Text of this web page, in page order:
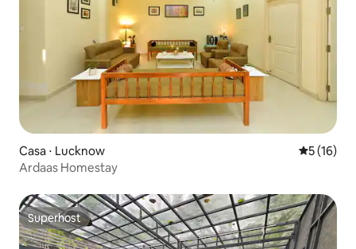
Casa ⋅ Lucknow 5 de uma
5 (16)
Ardaas Homestay
Superhost
Superhost